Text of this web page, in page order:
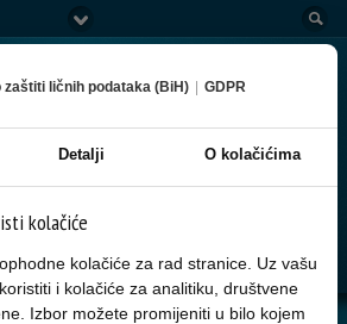
zaštiti ličnih podataka (BiH) GDPR
Detalji O kolačićima
kolačiće
kolačiće za rad stranice. Uz vašu
i kolačiće za analitiku, društvene
Izbor možete promijeniti u bilo kojem